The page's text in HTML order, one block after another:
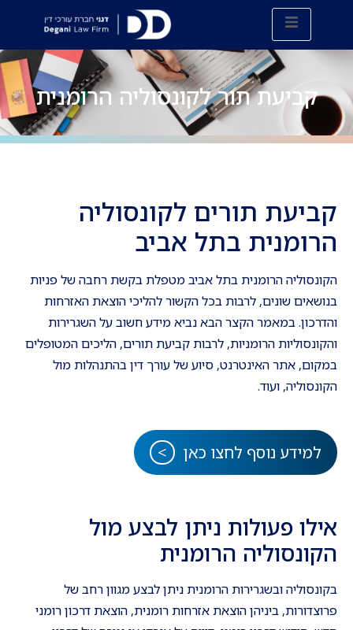
קביעת תור לקונסוליה הרומנית
קביעת תורים לקונסוליה
הרומנית בתל אביב
הקונסוליה הרומנית בתל אביב מטפלת בקשת רחבה של פניות
בנושאים שונים, לרבות בכל הקשור להליכי הוצאת האזרחות
והדרכון. במאמר הקצר הבא נביא מידע חשוב על השגרירות
והקונסוליות הרומניות, לרבות קביעת תורים, הליכים המטופלים
במקום, אתר האינטרנט, סיוע של עורך דין בהתנהלות מול
הקונסוליה, ועוד.
למידע נוסף לחצו כאן
אילו פעולות ניתן לבצע מול
הקונסוליה הרומנית
בקונסוליה ובשגרירות הרומנית ניתן לבצע מגוון רחב של
פרוצדורות, ביניהן הוצאת אזרחות רומנית, הוצאת דרכון רומני